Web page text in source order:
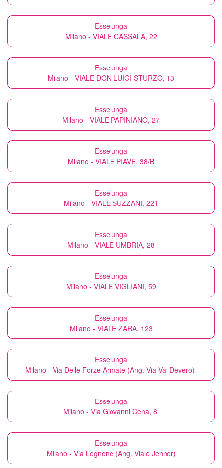
Esselunga
Milano - VIALE CASSALA, 22
Esselunga
Milano - VIALE DON LUIGI STURZO, 13
Esselunga
Milano - VIALE PAPINIANO, 27
Esselunga
Milano - VIALE PIAVE, 38/B
Esselunga
Milano - VIALE SUZZANI, 221
Esselunga
Milano - VIALE UMBRIA, 28
Esselunga
Milano - VIALE VIGLIANI, 59
Esselunga
Milano - VIALE ZARA, 123
Esselunga
Milano - Via Delle Forze Armate (Ang. Via Val Devero)
Esselunga
Milano - Via Giovanni Cena, 8
Esselunga
Milano - Via Legnone (Ang. Viale Jenner)